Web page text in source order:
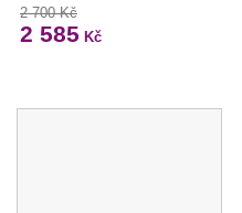
2 700 Kč
2 585 Kč